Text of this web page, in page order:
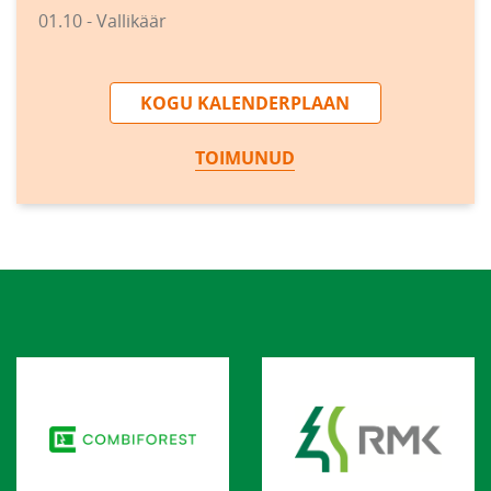
01.10 - Vallikäär
KOGU KALENDERPLAAN
TOIMUNUD